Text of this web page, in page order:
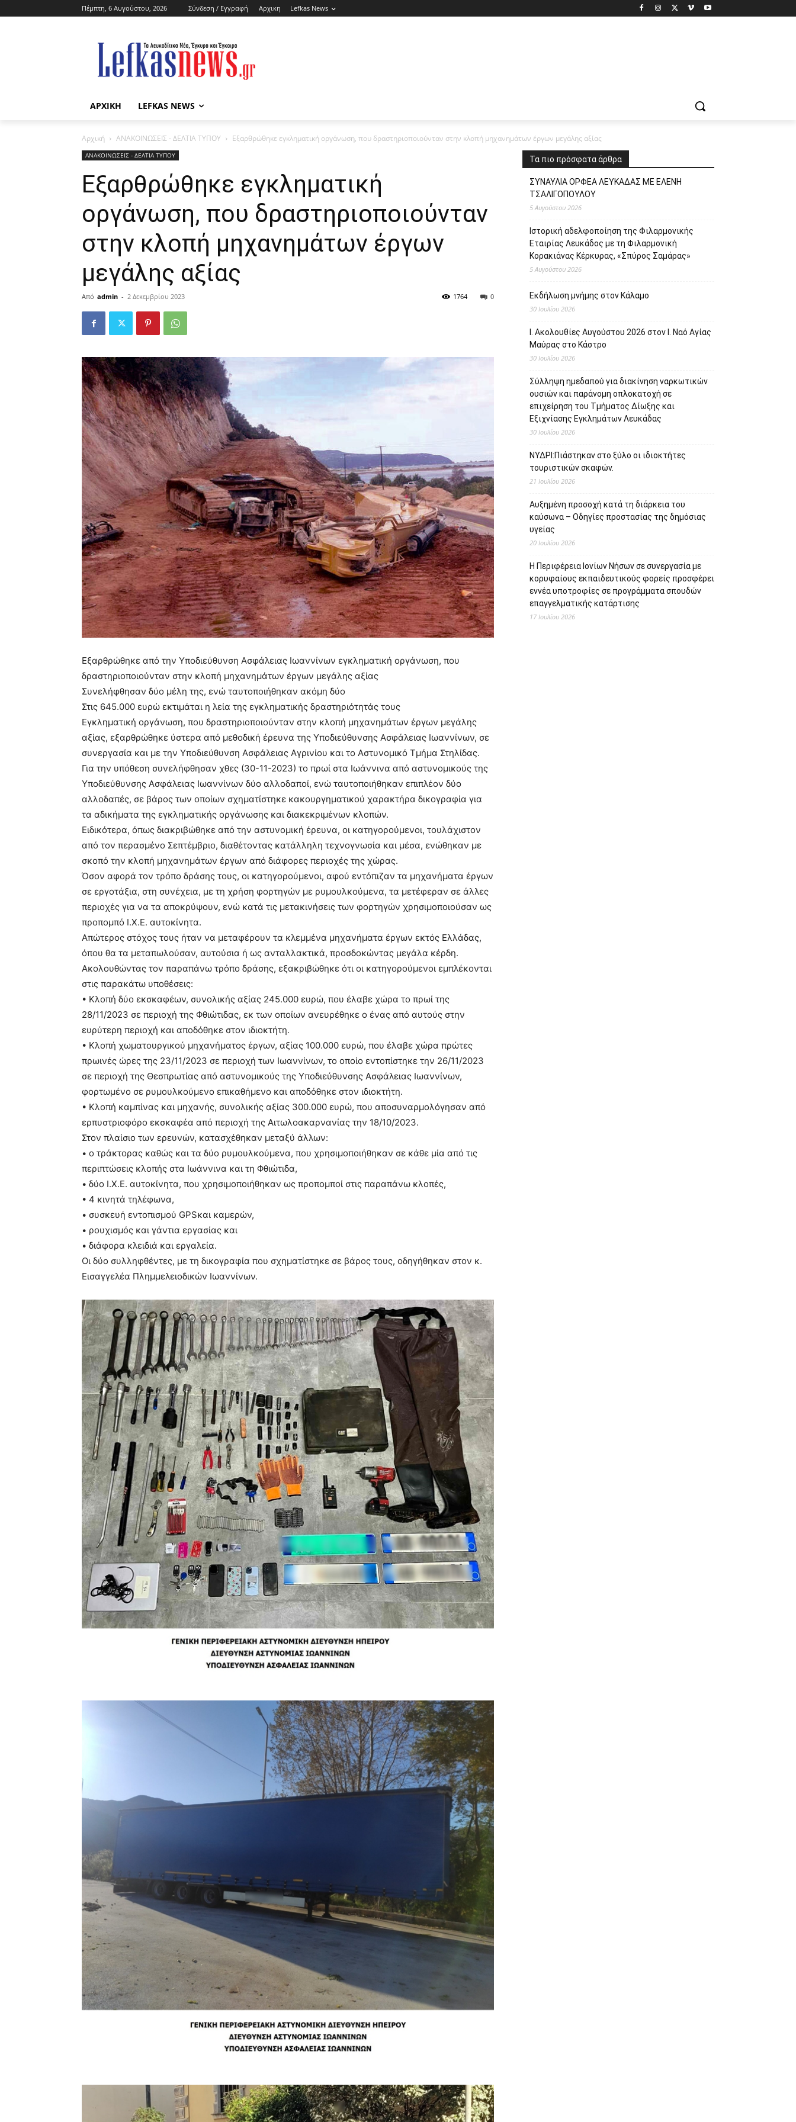
Πέμπτη, 6 Αυγούστου, 2026 Σύνδεση / Εγγραφή Αρχικη Lefkas News
ΑΡΧΙΚΗ LEFKAS NEWS
Αρχική ΑΝΑΚΟΙΝΩΣΕΙΣ - ΔΕΛΤΙΑ ΤΥΠΟΥ Εξαρθρώθηκε εγκληματική οργάνωση, που δραστηριοποιούνταν στην κλοπή μηχανημάτων έργων μεγάλης αξίας
ΑΝΑΚΟΙΝΩΣΕΙΣ - ΔΕΛΤΙΑ ΤΥΠΟΥ
Εξαρθρώθηκε εγκληματική
οργάνωση, που δραστηριοποιούνταν
στην κλοπή μηχανημάτων έργων
μεγάλης αξίας
Από admin - 2 Δεκεμβρίου 2023 0
1764
Εξαρθρώθηκε από την Υποδιεύθυνση Ασφάλειας Ιωαννίνων εγκληματική οργάνωση, που
δραστηριοποιούνταν στην κλοπή μηχανημάτων έργων μεγάλης αξίας
Συνελήφθησαν δύο μέλη της, ενώ ταυτοποιήθηκαν ακόμη δύο
Στις 645.000 ευρώ εκτιμάται η λεία της εγκληματικής δραστηριότητάς τους
Εγκληματική οργάνωση, που δραστηριοποιούνταν στην κλοπή μηχανημάτων έργων μεγάλης
αξίας, εξαρθρώθηκε ύστερα από μεθοδική έρευνα της Υποδιεύθυνσης Ασφάλειας Ιωαννίνων, σε
συνεργασία και με την Υποδιεύθυνση Ασφάλειας Αγρινίου και το Αστυνομικό Τμήμα Στηλίδας.
Για την υπόθεση συνελήφθησαν χθες (30-11-2023) το πρωί στα Ιωάννινα από αστυνομικούς της
Υποδιεύθυνσης Ασφάλειας Ιωαννίνων δύο αλλοδαποί, ενώ ταυτοποιήθηκαν επιπλέον δύο
αλλοδαπές, σε βάρος των οποίων σχηματίστηκε κακουργηματικού χαρακτήρα δικογραφία για
τα αδικήματα της εγκληματικής οργάνωσης και διακεκριμένων κλοπών.
Ειδικότερα, όπως διακριβώθηκε από την αστυνομική έρευνα, οι κατηγορούμενοι, τουλάχιστον
από τον περασμένο Σεπτέμβριο, διαθέτοντας κατάλληλη τεχνογνωσία και μέσα, ενώθηκαν με
σκοπό την κλοπή μηχανημάτων έργων από διάφορες περιοχές της χώρας.
Όσον αφορά τον τρόπο δράσης τους, οι κατηγορούμενοι, αφού εντόπιζαν τα μηχανήματα έργων
σε εργοτάξια, στη συνέχεια, με τη χρήση φορτηγών με ρυμουλκούμενα, τα μετέφεραν σε άλλες
περιοχές για να τα αποκρύψουν, ενώ κατά τις μετακινήσεις των φορτηγών χρησιμοποιούσαν ως
προπομπό Ι.Χ.Ε. αυτοκίνητα.
Απώτερος στόχος τους ήταν να μεταφέρουν τα κλεμμένα μηχανήματα έργων εκτός Ελλάδας,
όπου θα τα μεταπωλούσαν, αυτούσια ή ως ανταλλακτικά, προσδοκώντας μεγάλα κέρδη.
Ακολουθώντας τον παραπάνω τρόπο δράσης, εξακριβώθηκε ότι οι κατηγορούμενοι εμπλέκονται
στις παρακάτω υποθέσεις:
• Κλοπή δύο εκσκαφέων, συνολικής αξίας 245.000 ευρώ, που έλαβε χώρα το πρωί της
28/11/2023 σε περιοχή της Φθιώτιδας, εκ των οποίων ανευρέθηκε ο ένας από αυτούς στην
ευρύτερη περιοχή και αποδόθηκε στον ιδιοκτήτη.
• Κλοπή χωματουργικού μηχανήματος έργων, αξίας 100.000 ευρώ, που έλαβε χώρα πρώτες
πρωινές ώρες της 23/11/2023 σε περιοχή των Ιωαννίνων, το οποίο εντοπίστηκε την 26/11/2023
σε περιοχή της Θεσπρωτίας από αστυνομικούς της Υποδιεύθυνσης Ασφάλειας Ιωαννίνων,
φορτωμένο σε ρυμουλκούμενο επικαθήμενο και αποδόθηκε στον ιδιοκτήτη.
• Κλοπή καμπίνας και μηχανής, συνολικής αξίας 300.000 ευρώ, που αποσυναρμολόγησαν από
ερπυστριοφόρο εκσκαφέα από περιοχή της Αιτωλοακαρνανίας την 18/10/2023.
Στον πλαίσιο των ερευνών, κατασχέθηκαν μεταξύ άλλων:
• ο τράκτορας καθώς και τα δύο ρυμουλκούμενα, που χρησιμοποιήθηκαν σε κάθε μία από τις
περιπτώσεις κλοπής στα Ιωάννινα και τη Φθιώτιδα,
• δύο Ι.Χ.Ε. αυτοκίνητα, που χρησιμοποιήθηκαν ως προπομποί στις παραπάνω κλοπές,
• 4 κινητά τηλέφωνα,
• συσκευή εντοπισμού GPSκαι καμερών,
• ρουχισμός και γάντια εργασίας και
• διάφορα κλειδιά και εργαλεία.
Οι δύο συλληφθέντες, με τη δικογραφία που σχηματίστηκε σε βάρος τους, οδηγήθηκαν στον κ.
Εισαγγελέα Πλημμελειοδικών Ιωαννίνων.
Τα πιο πρόσφατα άρθρα
ΣΥΝΑΥΛΙΑ ΟΡΦΕΑ ΛΕΥΚΑΔΑΣ ΜΕ ΕΛΕΝΗ
ΤΣΑΛΙΓΟΠΟΥΛΟΥ
5 Αυγούστου 2026
Ιστορική αδελφοποίηση της Φιλαρμονικής
Εταιρίας Λευκάδος με τη Φιλαρμονική
Κορακιάνας Κέρκυρας, «Σπύρος Σαμάρας»
5 Αυγούστου 2026
Εκδήλωση μνήμης στον Κάλαμο
30 Ιουλίου 2026
Ι. Ακολουθίες Αυγούστου 2026 στον Ι. Ναό Αγίας
Μαύρας στο Κάστρο
30 Ιουλίου 2026
Σύλληψη ημεδαπού για διακίνηση ναρκωτικών
ουσιών και παράνομη οπλοκατοχή σε
επιχείρηση του Τμήματος Δίωξης και
Εξιχνίασης Εγκλημάτων Λευκάδας
30 Ιουλίου 2026
ΝΥΔΡΙ:Πιάστηκαν στο ξύλο οι ιδιοκτήτες
τουριστικών σκαφών.
21 Ιουλίου 2026
Αυξημένη προσοχή κατά τη διάρκεια του
καύσωνα – Οδηγίες προστασίας της δημόσιας
υγείας
20 Ιουλίου 2026
Η Περιφέρεια Ιονίων Νήσων σε συνεργασία με
κορυφαίους εκπαιδευτικούς φορείς προσφέρει
εννέα υποτροφίες σε προγράμματα σπουδών
επαγγελματικής κατάρτισης
17 Ιουλίου 2026